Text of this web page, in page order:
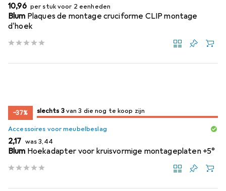
EUR
10,96 per stuk voor 2 eenheden
Blum Plaques de montage cruciforme CLIP montage
d'hoek
−37% 3 / 3
3 / 3 te koop zijn
slechts 3 van 3 die nog te koop zijn
Accessoires voor meubelbeslag
EUR
2,17 wasEUR
3,44
Blum Hoekadapter voor kruisvormige montageplaten +5°